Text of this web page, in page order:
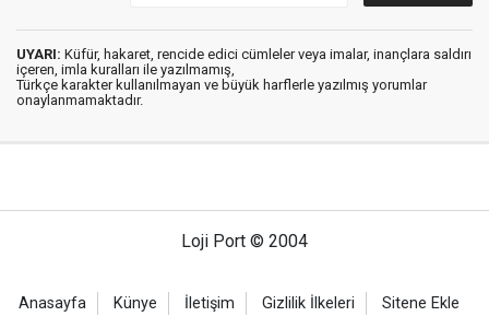
UYARI: Küfür, hakaret, rencide edici cümleler veya imalar, inançlara saldırı
içeren, imla kuralları ile yazılmamış,
Türkçe karakter kullanılmayan ve büyük harflerle yazılmış yorumlar
onaylanmamaktadır.
Loji Port © 2004
Anasayfa Künye İletişim Gizlilik İlkeleri Sitene Ekle